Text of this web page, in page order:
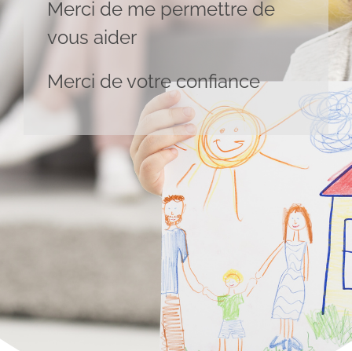
Merci de me permettre de
vous aider
Merci de votre confiance